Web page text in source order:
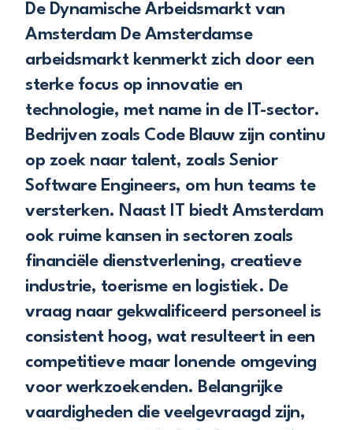
De Dynamische Arbeidsmarkt van
Amsterdam De Amsterdamse
arbeidsmarkt kenmerkt zich door een
sterke focus op innovatie en
technologie, met name in de IT-sector.
Bedrijven zoals Code Blauw zijn continu
op zoek naar talent, zoals Senior
Software Engineers, om hun teams te
versterken. Naast IT biedt Amsterdam
ook ruime kansen in sectoren zoals
financiële dienstverlening, creatieve
industrie, toerisme en logistiek. De
vraag naar gekwalificeerd personeel is
consistent hoog, wat resulteert in een
competitieve maar lonende omgeving
voor werkzoekenden. Belangrijke
vaardigheden die veelgevraagd zijn,